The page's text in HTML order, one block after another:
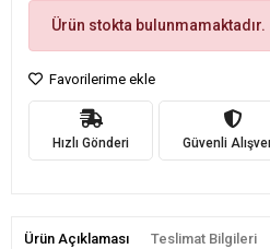
Ürün stokta bulunmamaktadır.
Favorilerime ekle
Hızlı Gönderi Güvenli
Ürün Açıklaması Teslimat Bilgileri